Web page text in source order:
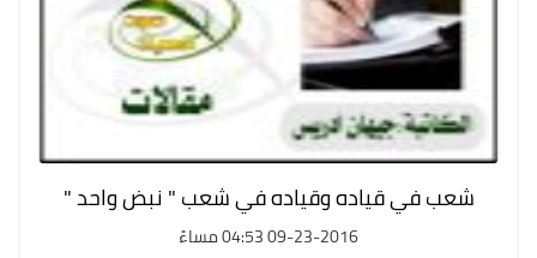
شعب في قياده وقياده في شعب " نبض واحد "
09-23-2016 04:53 مساءً